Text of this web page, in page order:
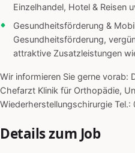
Einzelhandel, Hotel & Reisen
Gesundheitsförderung &
Gesundheitsförderung,
attraktive Zusatzleistungen
Wir informieren Sie gerne vorab:
Chefarzt Klinik für Orthopädie,
Wiederherstellungschirurgie Tel.:
Details zum Job